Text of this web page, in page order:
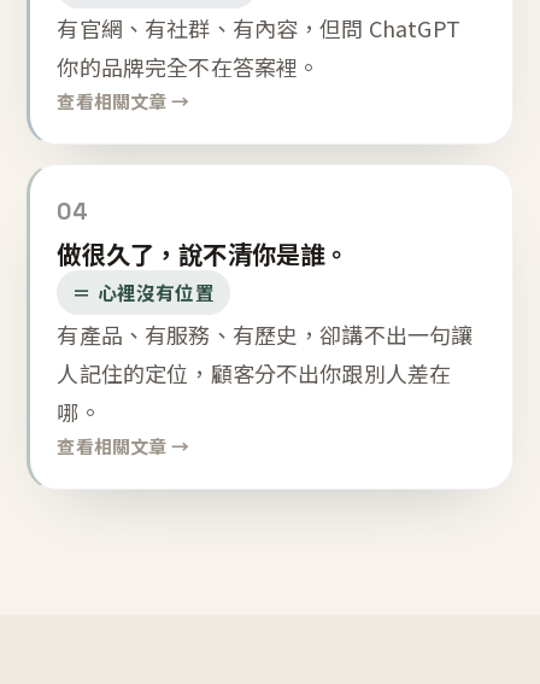
有官網、有社群、有內容，但問 ChatGPT
你的品牌完全不在答案裡。
查看相關文章 →
04
做很久了，說不清你是誰。
＝ 心裡沒有位置
有產品、有服務、有歷史，卻講不出一句讓
人記住的定位，顧客分不出你跟別人差在
哪。
查看相關文章 →